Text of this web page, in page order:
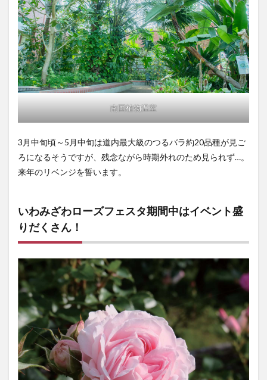
南国植物温室
3月中旬頃～5月中旬は道内最大級のつるバラ約20品種が見ご
ろになるそうですが、残念ながら時期外れのため見られず…。
来年のリベンジを誓います。
いわみざわローズフェスタ期間中はイベント盛
りだくさん！